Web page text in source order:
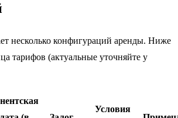
несколько конфигураций аренды. Ниже
тарифов (актуальные уточняйте у
Условия